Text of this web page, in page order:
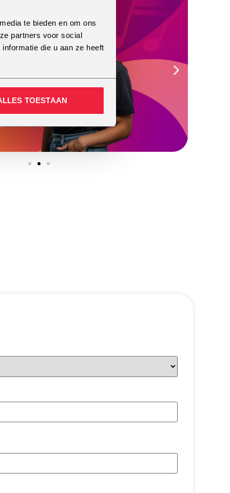
te bieden en om ons
partners voor social
die u aan ze heeft
TOESTAAN